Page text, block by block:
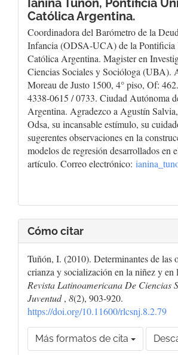
Ianina Tuñón, Pontificia
Católica Argentina.
Coordinadora del Barómetro de la
Infancia (ODSA-UCA) de la Pontificia
Católica Argentina. Magister en
Ciencias Sociales y Socióloga (UBA).
Moreau de Justo 1500, 4° piso, Of:
4338-0615 / 0733. Ciudad Autónoma
Argentina. Agradezco a Agustín
Odsa, su incansable estímulo, su
sugerentes observaciones en la
modelos de regresión desarrollados en
artículo. Correo electrónico:
Cómo citar
Tuñón, I. (2010). Determinantes de las
crianza y socialización en la niñez y en
Revista Latinoamericana De Ciencias
Juventud, 8(2), 903-920.
https://doi.org/10.11600/rlcsnj.8.2.79
Más formatos de cita